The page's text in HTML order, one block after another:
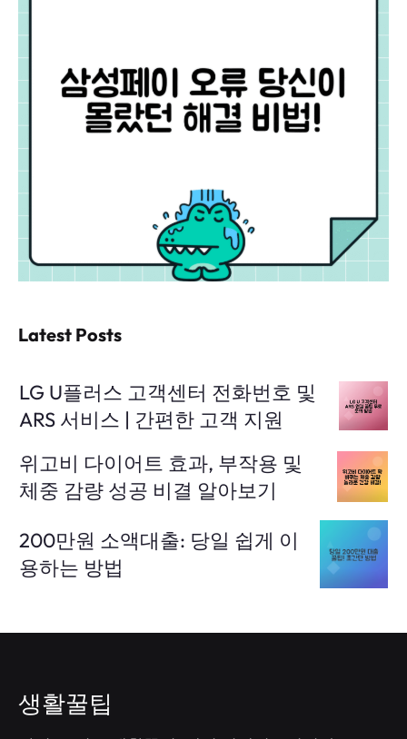
Latest Posts
LG U플러스 고객센터 전화번호 및
ARS 서비스 | 간편한 고객 지원
위고비 다이어트 효과, 부작용 및
체중 감량 성공 비결 알아보기
200만원 소액대출: 당일 쉽게 이
용하는 방법
생활꿀팁